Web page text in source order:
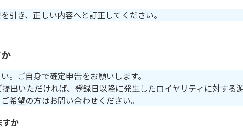
引き、正しい内容へと訂正してください。
。ご自身で確定申告をお願いします。
出いただければ、登録日以降に発生したロイヤリティに対する
希望の方はお問い合わせください。
すか